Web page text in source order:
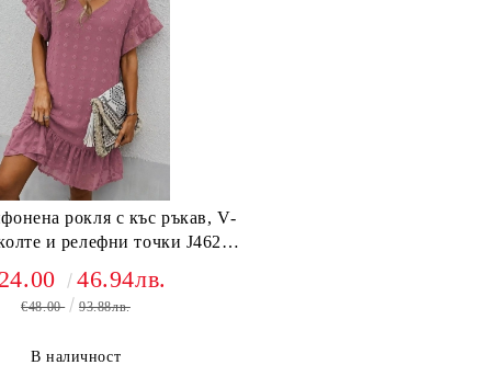
рокля с къс ръкав, V-
и релефни точки J46208
46.94лв.
€48.00 93.88лв.
В наличност